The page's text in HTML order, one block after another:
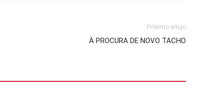
Próximo artigo
À PROCURA DE NOVO TACHO